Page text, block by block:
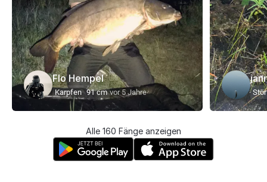
Flo Hempel
Karpfen 91 cm vor 5 Jahre Stör
Alle 160 Fänge anzeigen